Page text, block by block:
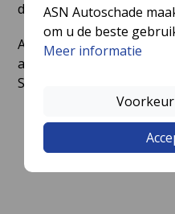
de volgende plaatsen
Ammerstol, Groot-
aan den IJssel,
Stolwijk, Streefkerk en Vlist.
ASN Autoschade
om u de beste
Meer informatie